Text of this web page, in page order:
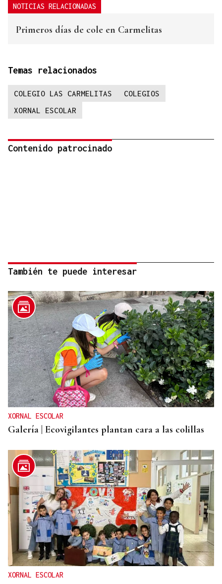
NOTICIAS RELACIONADAS
Primeros días de cole en Carmelitas
Temas relacionados
COLEGIO LAS CARMELITAS
COLEGIOS
XORNAL ESCOLAR
Contenido patrocinado
También te puede interesar
XORNAL ESCOLAR
Galería | Ecovigilantes plantan cara a las colillas
XORNAL ESCOLAR